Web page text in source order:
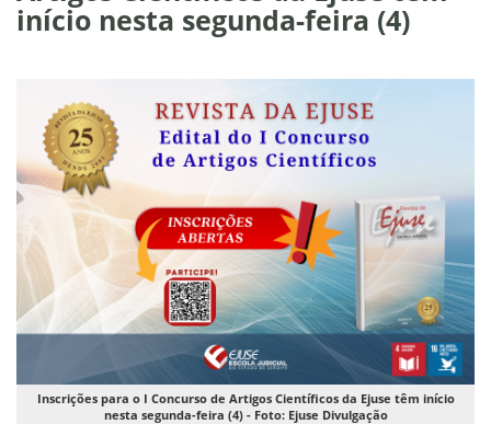
início nesta segunda-feira (4)
Inscrições para o I Concurso de Artigos Científicos da Ejuse têm início
nesta segunda-feira (4) - Foto: Ejuse Divulgação